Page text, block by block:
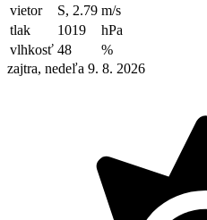
vietor S, 2.79 m/s
tlak
1019
hPa
vlhkosť 48
%
zajtra, nedeľa 9. 8. 2026